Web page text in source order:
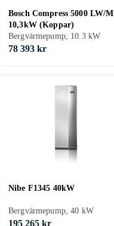
Bosch Compress 5000 LW/M
10,3kW (Koppar)
Bergvärmepump, 10.3 kW
78 393 kr
Nibe F1345 40kW
Bergvärmepump, 40 kW
195 265 kr